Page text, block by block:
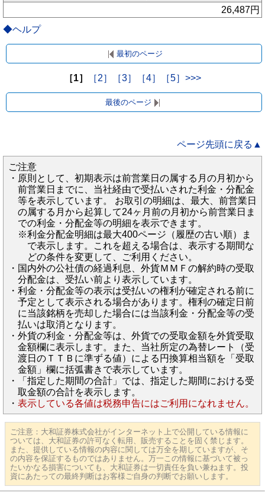
26,487円
◆ヘルプ
最初のページ
［1］ ［2］ ［3］ ［4］ ［5］ >>>
最後のページ
ページ先頭に戻る▲
ご注意
・ 原則として、初期表示は前営業日の属する月の月初から
前営業日までに、当社経由で受払いされた利金・分配金
等を表示しています。 お取引の明細は、最大、前営業日
の属する月から起算して24ヶ月前の月初から前営業日ま
での利金・分配金等の明細を表示できます。
※利金分配金明細は最大400ページ（履歴の古い順）ま
で表示します。これを超える場合は、表示する期間な
どの条件を変更して、ご利用ください。
・ 国内外の公社債の経過利息、外貨ＭＭＦの解約時の受取
分配金は、受払い前より表示しています。
・ 利金・分配金等の表示は受払いの権利が確定される前に
予定として表示される場合があります。権利の確定日前
に当該銘柄を売却した場合には当該利金・分配金等の受
払いは取消となります。
・ 外貨の利金・分配金等は、外貨での受取金額を外貨受取
金額欄に表示します。また、当社所定の為替レート（受
渡日のＴＴＢに準ずる値）による円換算相当額を「受取
金額」欄に括弧書きで表示しています。
・
「指定した期間の合計」では、指定した期間における受
取金額の合計を表示します。
・ 表示している各値は税務申告にはご利用になれません。
ご注意：大和証券株式会社がインターネット上で公開している情報に
ついては、大和証券の許可なく転用、販売することを固く禁じます。
また、提供している情報の内容に関しては万全を期していますが、そ
の内容を保証するものではありません。万一この情報に基づいて被っ
たいかなる損害についても、大和証券は一切責任を負い兼ねます。投
資にあたっての最終判断はお客様ご自身の判断でお願いします。